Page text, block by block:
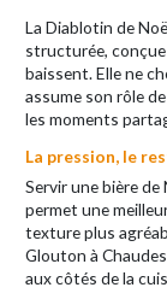
La Diablotin de
structurée,
baissent. Elle ne
assume son rôle
les moments
La pression, le
Servir une bière de
permet une
texture plus
Glouton à
aux côtés de la